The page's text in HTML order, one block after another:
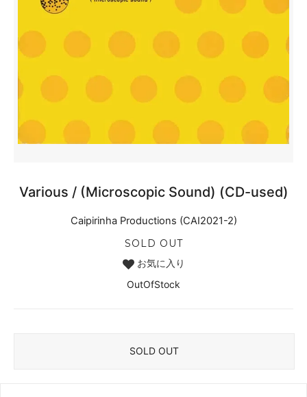
Various / (Microscopic Sound) (CD-used)
Caipirinha Productions (CAI2021-2)
SOLD OUT
お気に入り
OutOfStock
SOLD OUT